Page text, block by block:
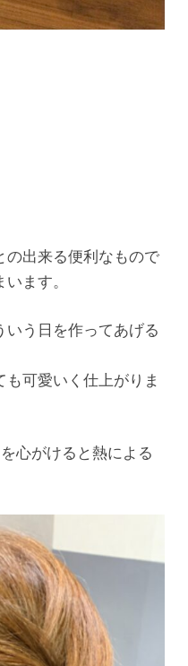
の出来る便利なもので
ます。
う日を作ってあげる
可愛いく仕上がりま
心がけると熱による